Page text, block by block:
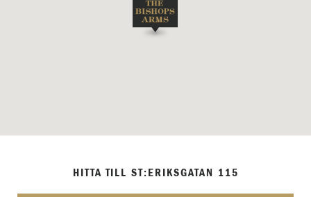
HITTA TILL ST:ERIKSGATAN 115